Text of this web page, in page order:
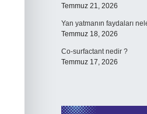
Temmuz 21, 2026
Yan yatmanın faydaları
Temmuz 18, 2026
Co-surfactant nedir ?
Temmuz 17, 2026